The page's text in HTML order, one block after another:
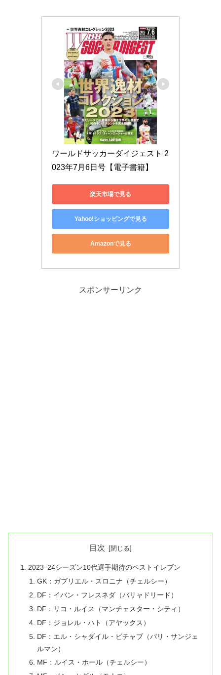
ワールドサッカーダイジェスト 2
023年7月6日号【電子書籍】
楽天市場で見る
Yahoo!ショッピングで見る
Amazonで見る
スポンサーリンク
目次
2023ｰ24シーズン10代選手期待のベストイレブン
GK：ガブリエル・スロニナ（チェルシー）
DF：イバン・フレスネダ（バリャドリード）
DF：リコ・ルイス（マンチェスター・シティ）
DF：ジョレル・ハト（アヤックス）
DF：エル・シャダイル・ビチャブ（パリ・サンジェ
ルマン）
MF：ルイス・ホール（チェルシー）